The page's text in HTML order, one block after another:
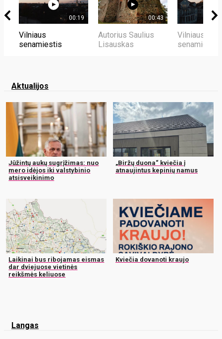
00:19
Vilniaus
senamiestis
00:43
Autorius Saulius
Lisauskas
Vilniaus
senamiestis
Aktualijos
Jūžintų aukų sugrįžimas: nuo
mero idėjos iki valstybinio
atsisveikinimo
„Biržų duona“ kviečia į
atnaujintus kepinių namus
Laikinai bus ribojamas eismas
dar dviejuose vietinės
reikšmės keliuose
Kviečia dovanoti kraujo
Langas